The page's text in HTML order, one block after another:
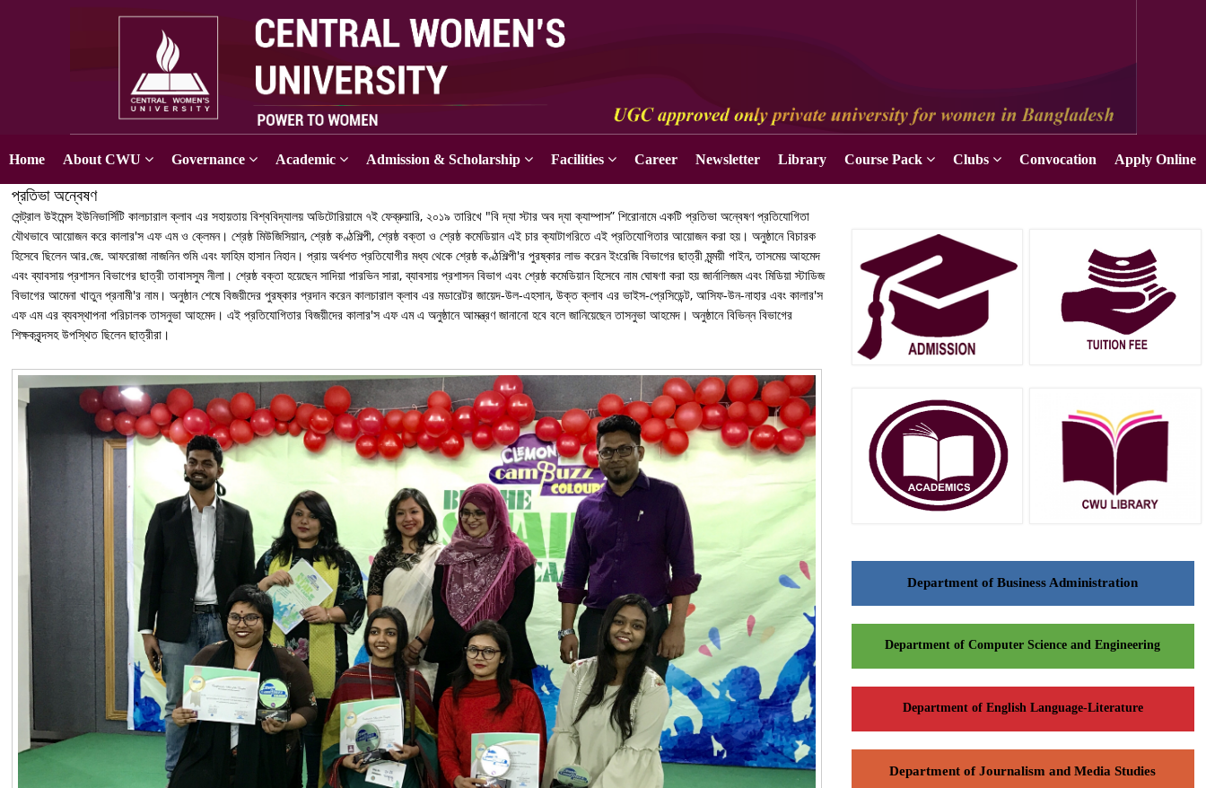
Home About CWU Governance Academic Admission & Scholarship Facilities Career Newsletter Library Course Pack Clubs Convocation Apply Online
প্রতিভা অন্বেষণ
সেন্ট্রাল উইমেন্স ইউনিভার্সিটি কালচারাল ক্লাব এর সহায়তায় বিশ্ববিদ্যালয় অডিটোরিয়ামে ৭ই ফেব্রুয়ারি, ২০১৯ তারিখে "বি দ্যা স্টার অব দ্যা ক্যাম্পাস” শিরোনামে একটি প্রতিভা অন্বেষণ প্রতিযোগিতা
যৌথভাবে আয়োজন করে কালার'স এফ এম ও ক্লেমন। শ্রেষ্ঠ মিউজিসিয়ান, শ্রেষ্ঠ কণ্ঠশিল্পী, শ্রেষ্ঠ বক্তা ও শ্রেষ্ঠ কমেডিয়ান এই চার ক্যাটাগরিতে এই প্রতিযোগিতার আয়োজন করা হয়। অনুষ্ঠানে বিচারক
হিসেবে ছিলেন আর.জে. আফরোজা নাজনিন শুমি এবং ফাহিম হাসান নিহান। প্রায় অর্ধশত প্রতিযোগীর মধ্য থেকে শ্রেষ্ঠ কণ্ঠশিল্পী'র পুরষ্কার লাভ করেন ইংরেজি বিভাগের ছাত্রী মৃন্ময়ী গাইন, তাসমেয় আহমেদ
এবং ব্যাবসায় প্রশাসন বিভাগের ছাত্রী তাবাসসুম নীলা। শ্রেষ্ঠ বক্তা হয়েছেন সাদিয়া পারভিন সারা, ব্যাবসায় প্রশাসন বিভাগ এবং শ্রেষ্ঠ কমেডিয়ান হিসেবে নাম ঘোষণা করা হয় জার্নালিজম এবং মিডিয়া স্টাডিজ
বিভাগের আমেনা খাতুন প্রনামী'র নাম। অনুষ্ঠান শেষে বিজয়ীদের পুরষ্কার প্রদান করেন কালচারাল ক্লাব এর মডারেটর জায়েদ-উল-এহসান, উক্ত ক্লাব এর ভাইস-প্রেসিডেন্ট, আসিফ-উন-নাহার এবং কালার'স
এফ এম এর ব্যবস্থাপনা পরিচালক তাসনুভা আহমেদ। এই প্রতিযোগিতার বিজয়ীদের কালার'স এফ এম এ অনুষ্ঠানে আমন্ত্রণ জানানো হবে বলে জানিয়েছেন তাসনুভা আহমেদ। অনুষ্ঠানে বিভিন্ন বিভাগের
শিক্ষকবৃন্দসহ উপস্থিত ছিলেন ছাত্রীরা।
Department of Business Administration
Department of Computer Science and Engineering
Department of English Language-Literature
Department of Journalism and Media Studies